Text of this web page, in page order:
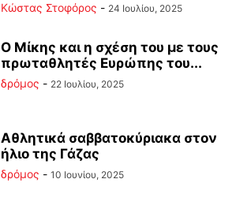
Κώστας Στοφόρος - 24 Ιουλίου, 2025
Ο Μίκης και η σχέση του με τους
πρωταθλητές Ευρώπης του...
δρόμος - 22 Ιουλίου, 2025
Αθλητικά σαββατοκύριακα στον
ήλιο της Γάζας
δρόμος - 10 Ιουνίου, 2025